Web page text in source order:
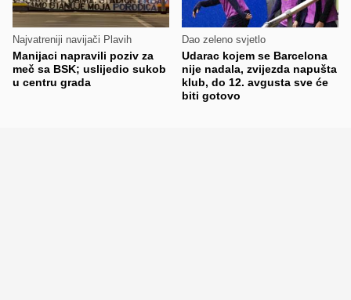
Najvatreniji navijači Plavih
Manijaci napravili poziv za
meč sa BSK; uslijedio sukob
u centru grada
Dao zeleno svjetlo
Udarac kojem se Barcelona
nije nadala, zvijezda napušta
klub, do 12. avgusta sve će
biti gotovo